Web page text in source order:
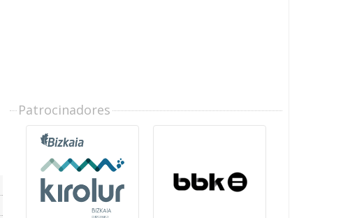
Patrocinadores